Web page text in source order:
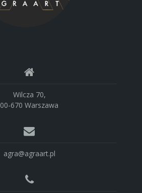
Wilcza 70,
00-670 Warszawa
agra@agraart.pl